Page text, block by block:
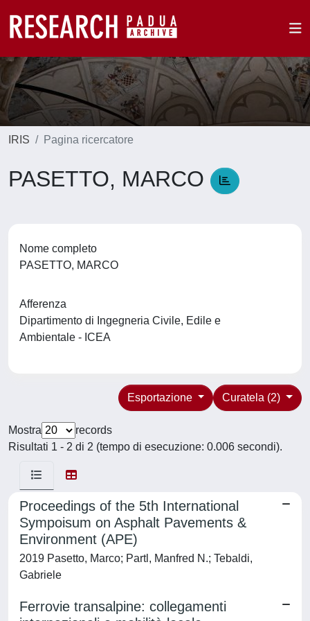
IRIS Pagina ricercatore
PASETTO, MARCO
Nome completo
PASETTO, MARCO
Afferenza
Dipartimento di Ingegneria Civile, Edile e
Ambientale - ICEA
Curatela (2)
Esportazione
Mostra
records
Risultati 1 - 2 di 2 (tempo di esecuzione: 0.006 secondi).
Proceedings of the 5th International
Sympoisum on Asphalt Pavements &
Environment (APE)
2019 Pasetto, Marco; Partl, Manfred N.; Tebaldi,
Gabriele
Ferrovie transalpine: collegamenti